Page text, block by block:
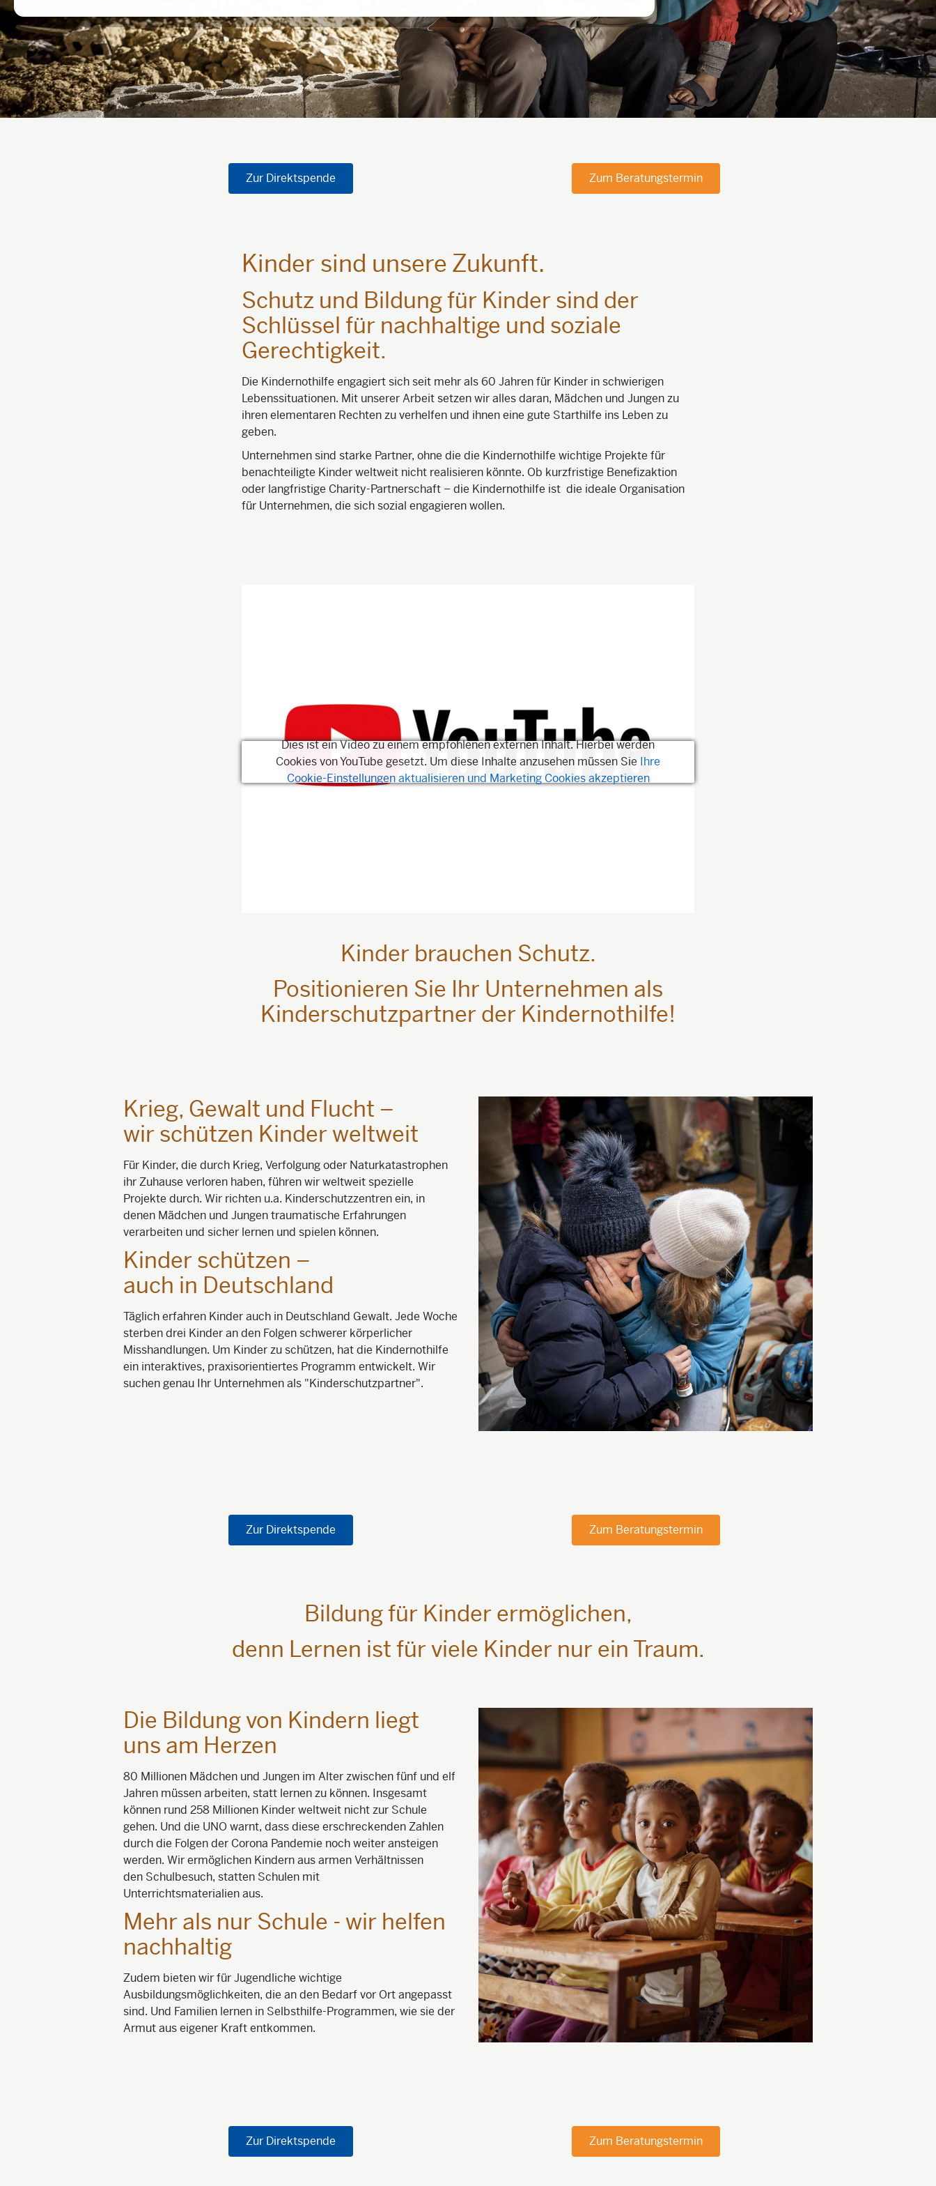
Zur Direktspende Zum Beratungstermin
Kinder sind unsere Zukunft.
Schutz und Bildung für Kinder sind der
Schlüssel für nachhaltige und soziale
Gerechtigkeit.
Die Kindernothilfe engagiert sich seit mehr als 60 Jahren für Kinder in schwierigen
Lebenssituationen. Mit unserer Arbeit setzen wir alles daran, Mädchen und Jungen zu
ihren elementaren Rechten zu verhelfen und ihnen eine gute Starthilfe ins Leben zu
geben.
Unternehmen sind starke Partner, ohne die die Kindernothilfe wichtige Projekte für
benachteiligte Kinder weltweit nicht realisieren könnte. Ob kurzfristige Benefizaktion
oder langfristige Charity-Partnerschaft – die Kindernothilfe ist die ideale Organisation
für Unternehmen, die sich sozial engagieren wollen.
Dies ist ein Video zu einem empfohlenen externen Inhalt. Hierbei werden
Cookies von YouTube gesetzt. Um diese Inhalte anzusehen müssen Sie Ihre
Cookie-Einstellungen aktualisieren und Marketing Cookies akzeptieren
Kinder brauchen Schutz.
Positionieren Sie Ihr Unternehmen als
Kinderschutzpartner der Kindernothilfe!
Krieg, Gewalt und Flucht –
wir schützen Kinder weltweit
Für Kinder, die durch Krieg, Verfolgung oder Naturkatastrophen
ihr Zuhause verloren haben, führen wir weltweit spezielle
Projekte durch. Wir richten u.a. Kinderschutzzentren ein, in
denen Mädchen und Jungen traumatische Erfahrungen
verarbeiten und sicher lernen und spielen können.
Kinder schützen –
auch in Deutschland
Täglich erfahren Kinder auch in Deutschland Gewalt. Jede Woche
sterben drei Kinder an den Folgen schwerer körperlicher
Misshandlungen. Um Kinder zu schützen, hat die Kindernothilfe
ein interaktives, praxisorientiertes Programm entwickelt. Wir
suchen genau Ihr Unternehmen als "Kinderschutzpartner".
Zur Direktspende Zum Beratungstermin
Bildung für Kinder ermöglichen,
denn Lernen ist für viele Kinder nur ein Traum.
Die Bildung von Kindern liegt
uns am Herzen
80 Millionen Mädchen und Jungen im Alter zwischen fünf und elf
Jahren müssen arbeiten, statt lernen zu können. Insgesamt
können rund 258 Millionen Kinder weltweit nicht zur Schule
gehen. Und die UNO warnt, dass diese erschreckenden Zahlen
durch die Folgen der Corona Pandemie noch weiter ansteigen
werden. Wir ermöglichen Kindern aus armen Verhältnissen
den Schulbesuch, statten Schulen mit
Unterrichtsmaterialien aus.
Mehr als nur Schule - wir helfen
nachhaltig
Zudem bieten wir für Jugendliche wichtige
Ausbildungsmöglichkeiten, die an den Bedarf vor Ort angepasst
sind. Und Familien lernen in Selbsthilfe-Programmen, wie sie der
Armut aus eigener Kraft entkommen.
Zur Direktspende Zum Beratungstermin